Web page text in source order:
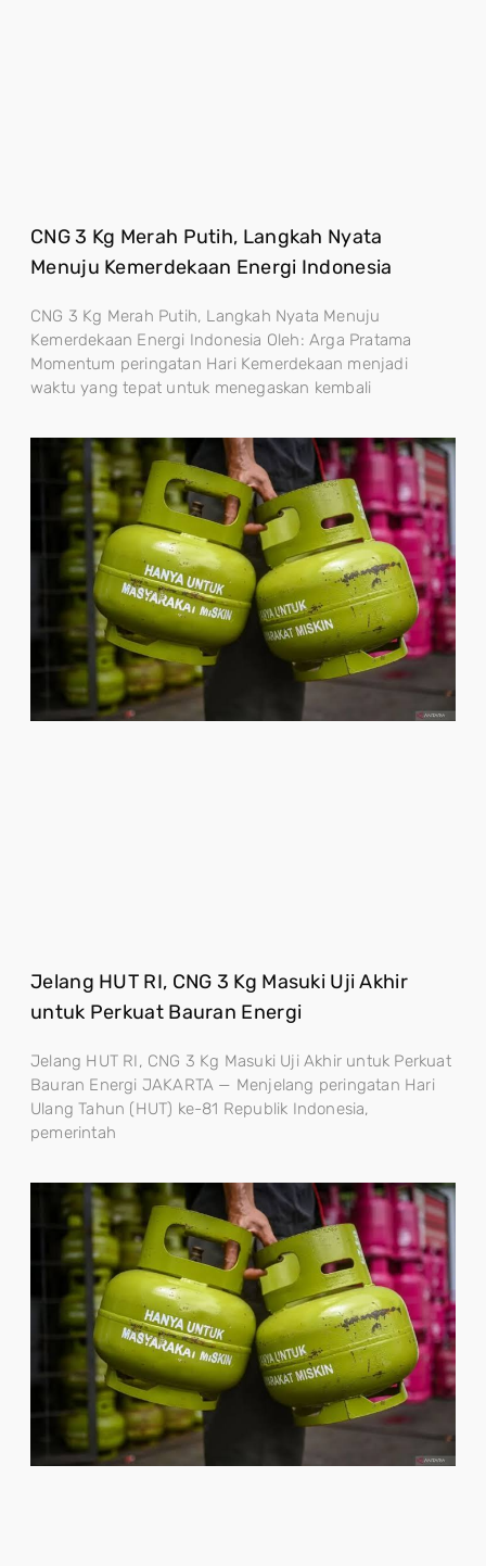
CNG 3 Kg Merah Putih, Langkah Nyata
Menuju Kemerdekaan Energi Indonesia
CNG 3 Kg Merah Putih, Langkah Nyata Menuju
Kemerdekaan Energi Indonesia Oleh: Arga Pratama
Momentum peringatan Hari Kemerdekaan menjadi
waktu yang tepat untuk menegaskan kembali
Jelang HUT RI, CNG 3 Kg Masuki Uji Akhir
untuk Perkuat Bauran Energi
Jelang HUT RI, CNG 3 Kg Masuki Uji Akhir untuk Perkuat
Bauran Energi JAKARTA — Menjelang peringatan Hari
Ulang Tahun (HUT) ke-81 Republik Indonesia,
pemerintah